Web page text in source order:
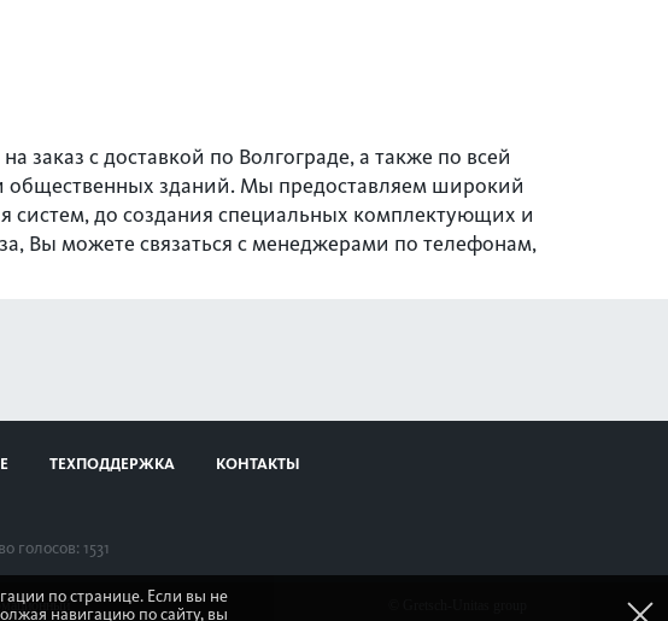
заказ с доставкой по Волгограде, а также по всей
и общественных зданий. Мы предоставляем широкий
систем, до создания специальных комплектующих и
Вы можете связаться с менеджерами по телефонам,
ТЕХПОДДЕРЖКА КОНТАКТЫ
голосов: 1531
по странице. Если вы не
навигацию по сайту, вы